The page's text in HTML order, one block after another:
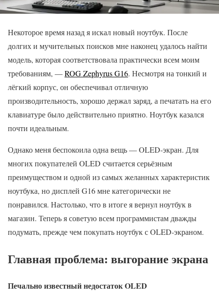
Некоторое время назад я искал новый ноутбук. После
долгих и мучительных поисков мне наконец удалось найти
модель, которая соответствовала практически всем моим
требованиям, —ROG Zephyrus G16. Несмотря на тонкий и
лёгкий корпус, он обеспечивал отличную
производительность, хорошо держал заряд, а печатать на его
клавиатуре было действительно приятно. Ноутбук казался
почти идеальным.
Однако меня беспокоила одна вещь — OLED-экран. Для
многих покупателей OLED считается серьёзным
преимуществом и одной из самых желанных характеристик
ноутбука, но дисплей G16 мне категорически не
понравился. Настолько, что в итоге я вернул ноутбук в
магазин. Теперь я советую всем программистам дважды
подумать, прежде чем покупать ноутбук с OLED-экраном.
Главная проблема: выгорание экрана
Печально известный недостаток OLED